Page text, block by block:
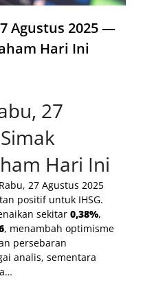
Agustus 2025 —
Hari Ini
27
Hari Ini
27 Agustus 2025
positif untuk IHSG.
sekitar 0,38%,
, menambah optimisme
persebaran
analis, sementara